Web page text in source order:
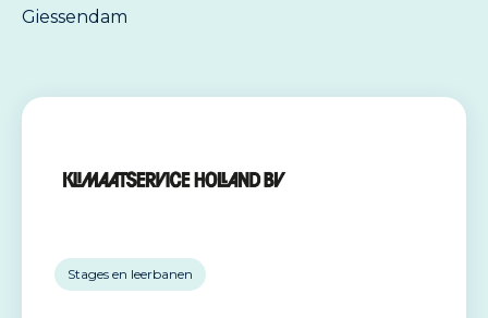
Giessendam
Stages en leerbanen